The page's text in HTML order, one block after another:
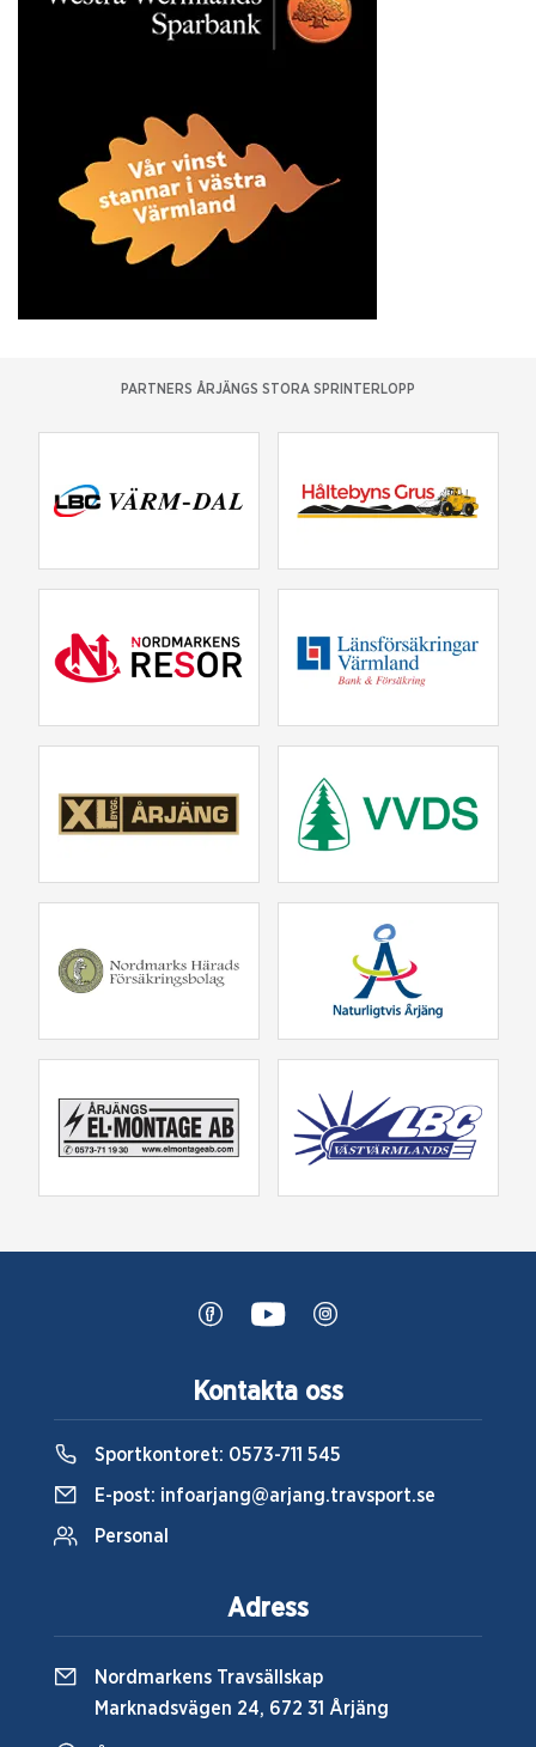
PARTNERS ÅRJÄNGS STORA SPRINTERLOPP
Kontakta oss
Sportkontoret: 0573-711 545
E-post: infoarjang@arjang.travsport.se
Personal
Adress
Nordmarkens Travsällskap
Marknadsvägen 24, 672 31 Årjäng